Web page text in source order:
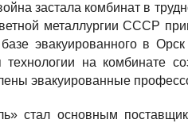
застала комбинат в
металлургии СССР
эвакуированного в
на комбинате
эвакуированные
стал основным